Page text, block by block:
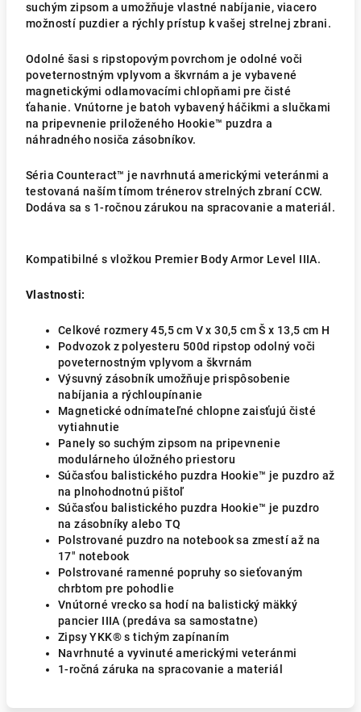
suchým zipsom a umožňuje vlastné nabíjanie, viacero
možností puzdier a rýchly prístup k vašej strelnej zbrani.
Odolné šasi s ripstopovým povrchom je odolné voči
poveternostným vplyvom a škvrnám a je vybavené
magnetickými odlamovacími chlopňami pre čisté
ťahanie. Vnútorne je batoh vybavený háčikmi a slučkami
na pripevnenie priloženého Hookie™ puzdra a
náhradného nosiča zásobníkov.
Séria Counteract™ je navrhnutá americkými veteránmi a
testovaná naším tímom trénerov strelných zbraní CCW.
Dodáva sa s 1-ročnou zárukou na spracovanie a materiál.
Kompatibilné s vložkou Premier Body Armor Level IIIA.
Vlastnosti:
Celkové rozmery 45,5 cm V x 30,5 cm Š x 13,5 cm H
Podvozok z polyesteru 500d ripstop odolný voči
poveternostným vplyvom a škvrnám
Výsuvný zásobník umožňuje prispôsobenie
nabíjania a rýchloupínanie
Magnetické odnímateľné chlopne zaisťujú čisté
vytiahnutie
Panely so suchým zipsom na pripevnenie
modulárneho úložného priestoru
Súčasťou balistického puzdra Hookie™ je puzdro až
na plnohodnotnú pištoľ
Súčasťou balistického puzdra Hookie™ je puzdro
na zásobníky alebo TQ
Polstrované puzdro na notebook sa zmestí až na
17" notebook
Polstrované ramenné popruhy so sieťovaným
chrbtom pre pohodlie
Vnútorné vrecko sa hodí na balistický mäkký
pancier IIIA (predáva sa samostatne)
Zipsy YKK® s tichým zapínaním
Navrhnuté a vyvinuté americkými veteránmi
1-ročná záruka na spracovanie a materiál